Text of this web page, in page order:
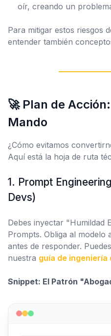
oír, creando un
Para mitigar estos riesgos
entender también
🚀 Plan de
Mando
¿Cómo evitamos
Aquí está la hoja de ruta
1. Prompt
Devs)
Debes inyectar "Humildad
Prompts. Obliga al modelo
antes de responder.
nuestra guía de ingeniería
Snippet: El Patrón